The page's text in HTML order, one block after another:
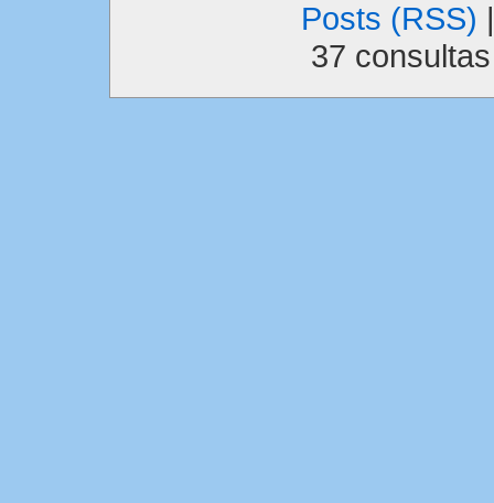
Posts (RSS)
37